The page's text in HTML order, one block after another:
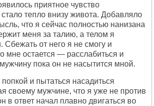
приятное чувство
тепло внизу живота. Добавляло
что я сейчас полностью нанизана
меня за талию, а телом я
Сбежать от него я не смогу и
мне остается — расслабиться и
пока он не насытится мной.
и пытаться насадиться
своему мужчине, что я уже не против
в ответ начал плавно двигаться во